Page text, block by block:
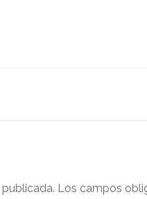
Los campos